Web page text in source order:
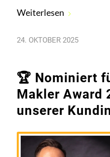
Weiterlesen
24. OKTOBER 2025
🏆 Nominiert
Makler Award
unserer